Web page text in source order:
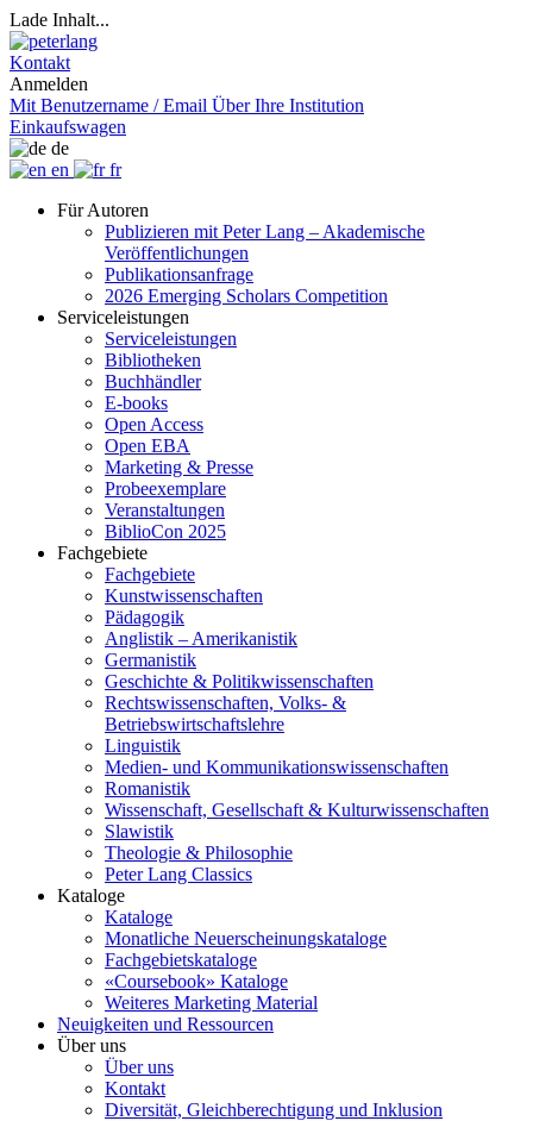
Lade Inhalt...
Kontakt
Anmelden
Mit Benutzername / Email Über Ihre Institution
Einkaufswagen
de
en
fr
Für Autoren
Publizieren mit Peter Lang – Akademische
Veröffentlichungen
Publikationsanfrage
2026 Emerging Scholars Competition
Serviceleistungen
Serviceleistungen
Bibliotheken
Buchhändler
E-books
Open Access
Open EBA
Marketing & Presse
Probeexemplare
Veranstaltungen
BiblioCon 2025
Fachgebiete
Fachgebiete
Kunstwissenschaften
Pädagogik
Anglistik – Amerikanistik
Germanistik
Geschichte & Politikwissenschaften
Rechtswissenschaften, Volks- &
Betriebswirtschaftslehre
Linguistik
Medien- und Kommunikationswissenschaften
Romanistik
Wissenschaft, Gesellschaft & Kulturwissenschaften
Slawistik
Theologie & Philosophie
Peter Lang Classics
Kataloge
Kataloge
Monatliche Neuerscheinungskataloge
Fachgebietskataloge
«Coursebook» Kataloge
Weiteres Marketing Material
Neuigkeiten und Ressourcen
Über uns
Über uns
Kontakt
Diversität, Gleichberechtigung und Inklusion